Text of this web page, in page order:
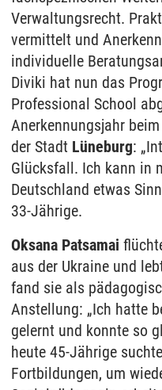
Verwaltungsrecht.
vermittelt und
individuelle
Diviki hat nun das
Professional School
Anerkennungsjahr
der Stadt Lüneburg:
Glücksfall. Ich kann in
Deutschland etwas
33-Jährige.
Oksana Patsamai
aus der Ukraine und
fand sie als
Anstellung: „Ich hatte
gelernt und konnte so
heute 45-Jährige
Fortbildungen, um